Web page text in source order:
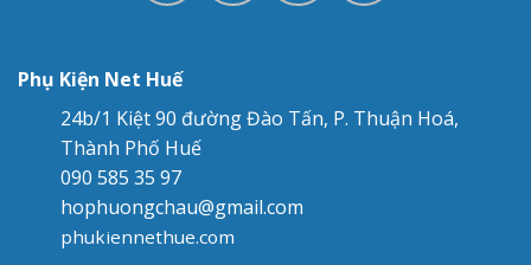
Phụ Kiện Net Huế
24b/1 Kiệt 90 đường Đào Tấn, P. Thuận Hoá,
Thành Phố Huế
090 585 35 97
hophuongchau@gmail.com
phukiennethue.com